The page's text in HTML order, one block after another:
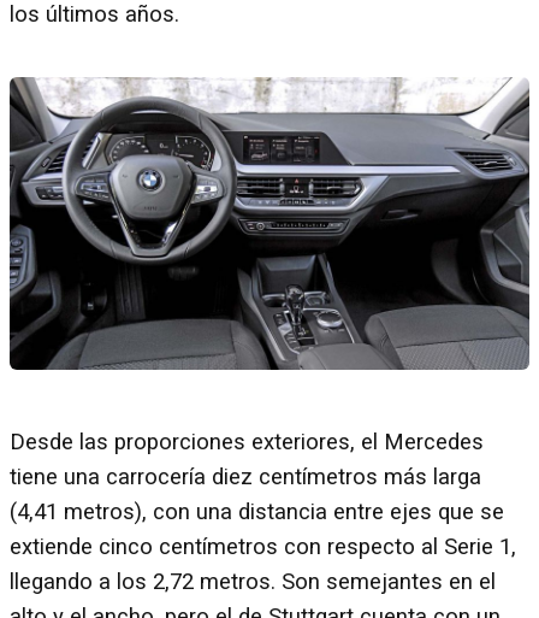
los últimos años.
Desde las proporciones exteriores, el Mercedes
tiene una carrocería diez centímetros más larga
(4,41 metros), con una distancia entre ejes que se
extiende cinco centímetros con respecto al Serie 1,
llegando a los 2,72 metros. Son semejantes en el